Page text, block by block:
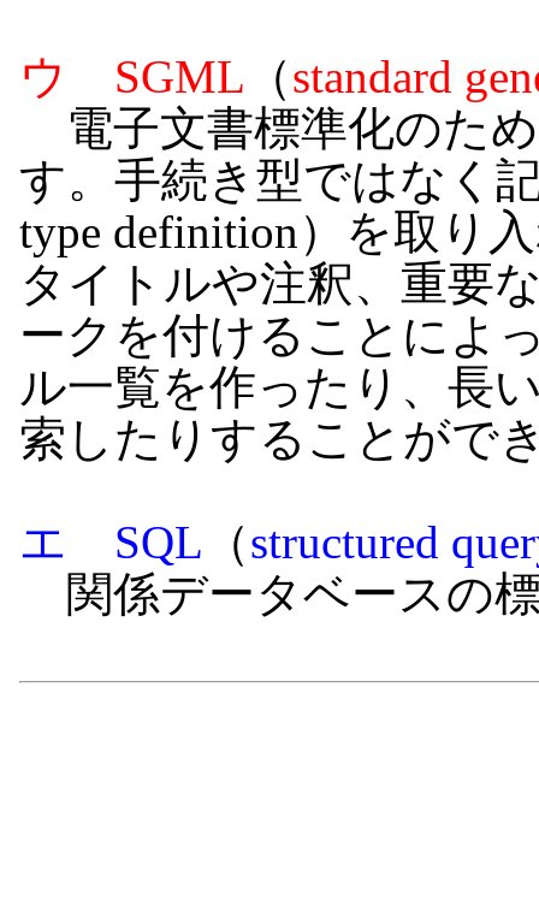
ウ SGML （standard
電子文書標準化のた
す。手続き型ではなく
type definition）を取り
タイトルや注釈、重要
ークを付けることによ
ル一覧を作ったり、長
索したりすることがで
エ SQL （structured
関係データベースの